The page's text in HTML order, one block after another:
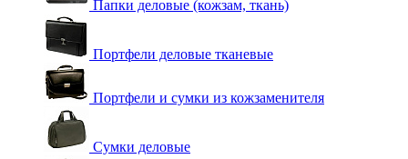
Папки деловые (кожзам, ткань)
Портфели деловые тканевые
Портфели и сумки из кожзаменителя
Сумки деловые